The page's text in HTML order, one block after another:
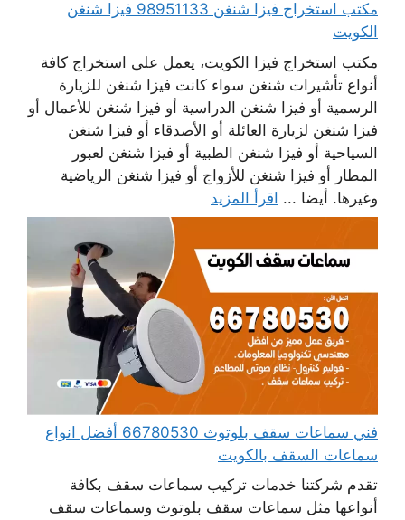
مكتب استخراج فيزا شنغن 98951133 فيزا شنغن
الكويت
مكتب استخراج فيزا الكويت، يعمل على استخراج كافة
أنواع تأشيرات شنغن سواء كانت فيزا شنغن للزيارة
الرسمية أو فيزا شنغن الدراسية أو فيزا شنغن للأعمال أو
فيزا شنغن لزيارة العائلة أو الأصدقاء أو فيزا شنغن
السياحية أو فيزا شنغن الطبية أو فيزا شنغن لعبور
المطار أو فيزا شنغن للأزواج أو فيزا شنغن الرياضية
وغيرها. أيضا ... اقرأ المزيد
فني سماعات سقف بلوتوث 66780530 أفضل انواع
سماعات السقف بالكويت
تقدم شركتنا خدمات تركيب سماعات سقف بكافة
أنواعها مثل سماعات سقف بلوتوث وسماعات سقف